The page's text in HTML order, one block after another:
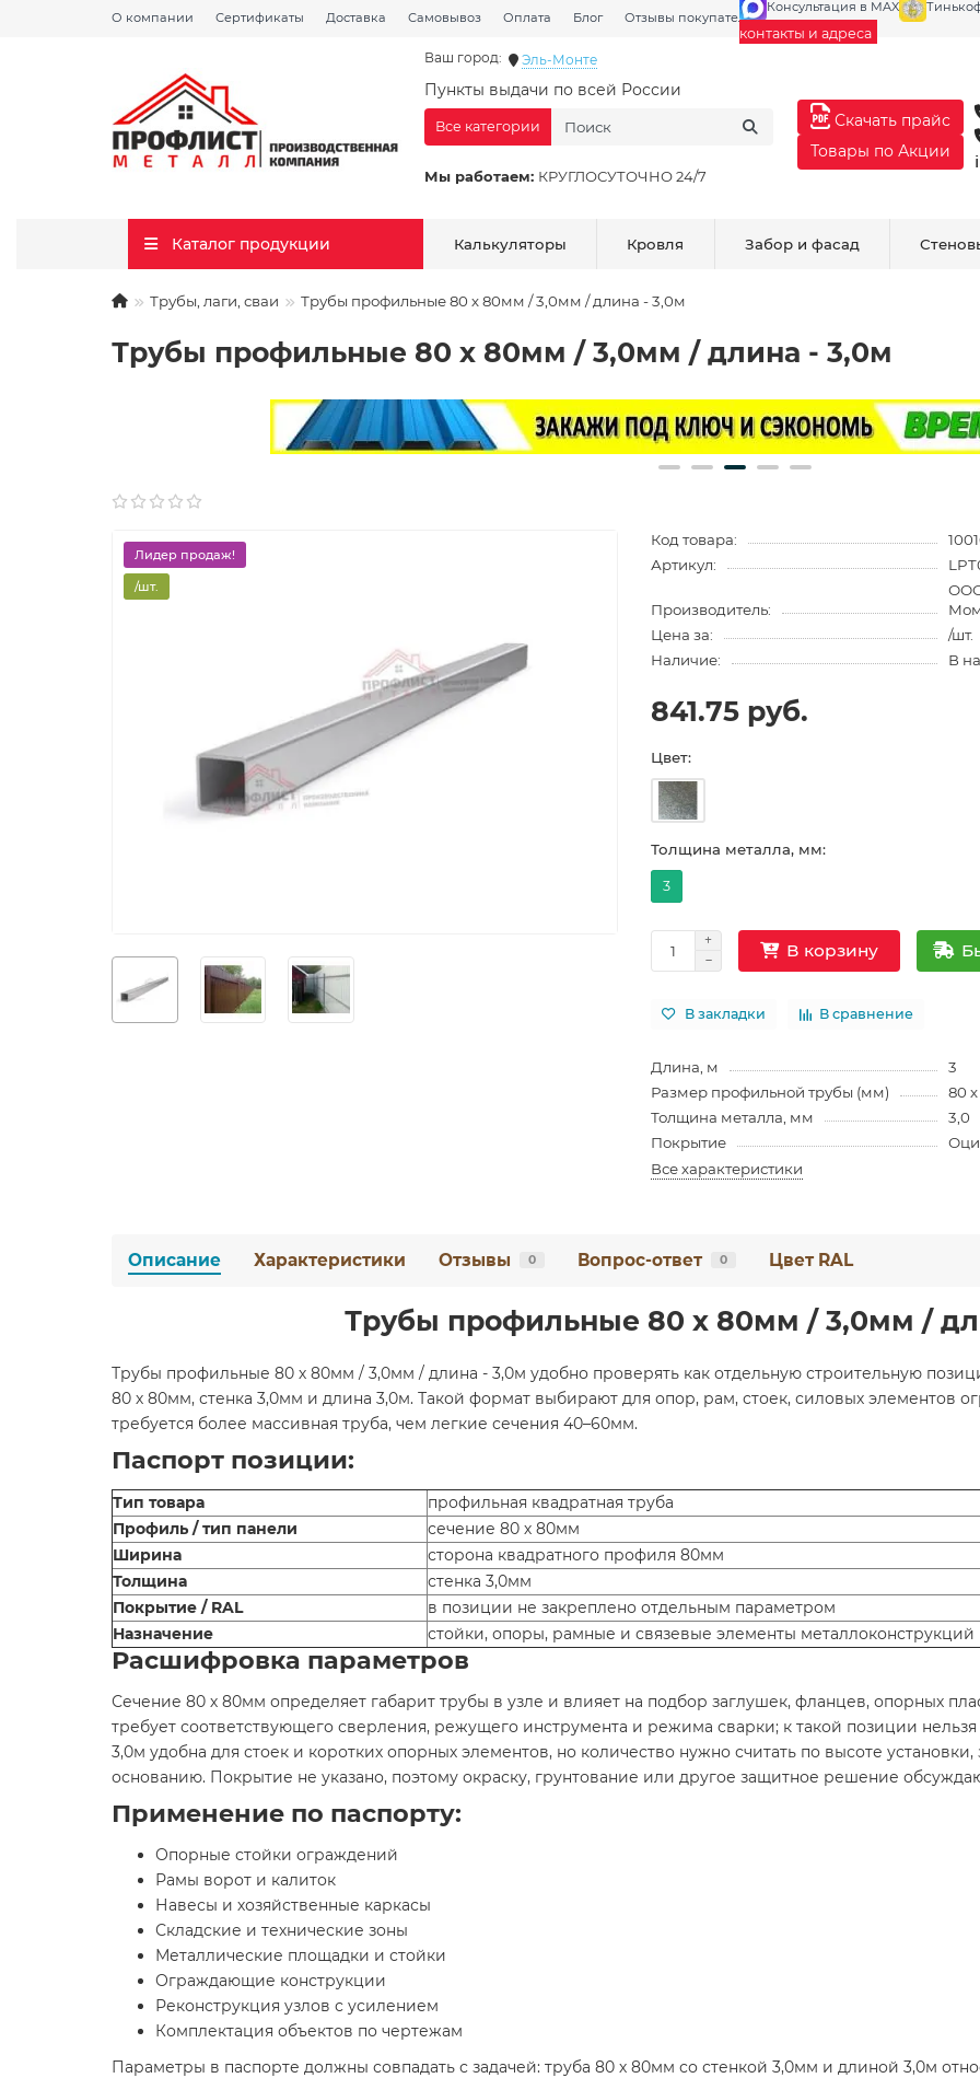
О компании Сертификаты Доставка Самовывоз Оплата Блог Отзывы покупателей Галерея
Консультация в MAX
контакты и адреса
Ваш город: Эль-Монте
Пункты выдачи по всей России
Мы работаем: КРУГЛОСУТОЧНО 24/7
Все категории
Скачать прайс
Товары по Акции
Каталог продукции Калькуляторы Кровля Забор и фасад
Трубы, лаги, сваи Трубы профильные 80 х 80мм / 3,0мм / длина - 3,0м
Трубы профильные 80 х 80мм / 3,0мм / длина - 3,0м
Лидер продаж!
/шт.
Код товара:
Артикул:
Производитель:
Цена за:
/шт.
Наличие:
В
841.75 руб.
Цвет:
Толщина металла, мм:
3
В корзину
В закладки В сравнение
Длина, м
3
Размер профильной трубы (мм)
80
Толщина металла, мм
3,0
Покрытие
Все характеристики
Описание Характеристики Отзывы 0 Вопрос-ответ 0 Цвет RAL
Трубы профильные 80 х 80мм / 3,0мм /
Трубы профильные 80 х 80мм / 3,0мм / длина - 3,0м удобно проверять как отдельную строительную
80 х 80мм, стенка 3,0мм и длина 3,0м. Такой формат выбирают для опор, рам, стоек, силовых элементов
требуется более массивная труба, чем легкие сечения 40–60мм.
Паспорт позиции:
Тип товара
профильная квадратная труба
Профиль / тип панели
сечение 80 х 80мм
Ширина
сторона квадратного профиля 80мм
Толщина
стенка 3,0мм
Покрытие / RAL
в позиции не закреплено отдельным параметром
Назначение
стойки, опоры, рамные и связевые элементы металлоконструкций
Расшифровка параметров
Сечение 80 х 80мм определяет габарит трубы в узле и влияет на подбор заглушек, фланцев, опорных
требует соответствующего сверления, режущего инструмента и режима сварки; к такой позиции нельзя
3,0м удобна для стоек и коротких опорных элементов, но количество нужно считать по высоте
основанию. Покрытие не указано, поэтому окраску, грунтование или другое защитное решение
Применение по паспорту:
Опорные стойки ограждений
Рамы ворот и калиток
Навесы и хозяйственные каркасы
Складские и технические зоны
Металлические площадки и стойки
Ограждающие конструкции
Реконструкция узлов с усилением
Комплектация объектов по чертежам
Параметры в паспорте должны совпадать с задачей: труба 80 х 80мм со стенкой 3,0мм и длиной 3,0м